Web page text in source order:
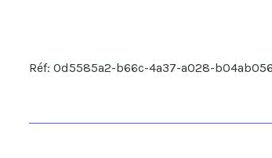
Réf: 0d5585a2-b66c-4a37-a028-